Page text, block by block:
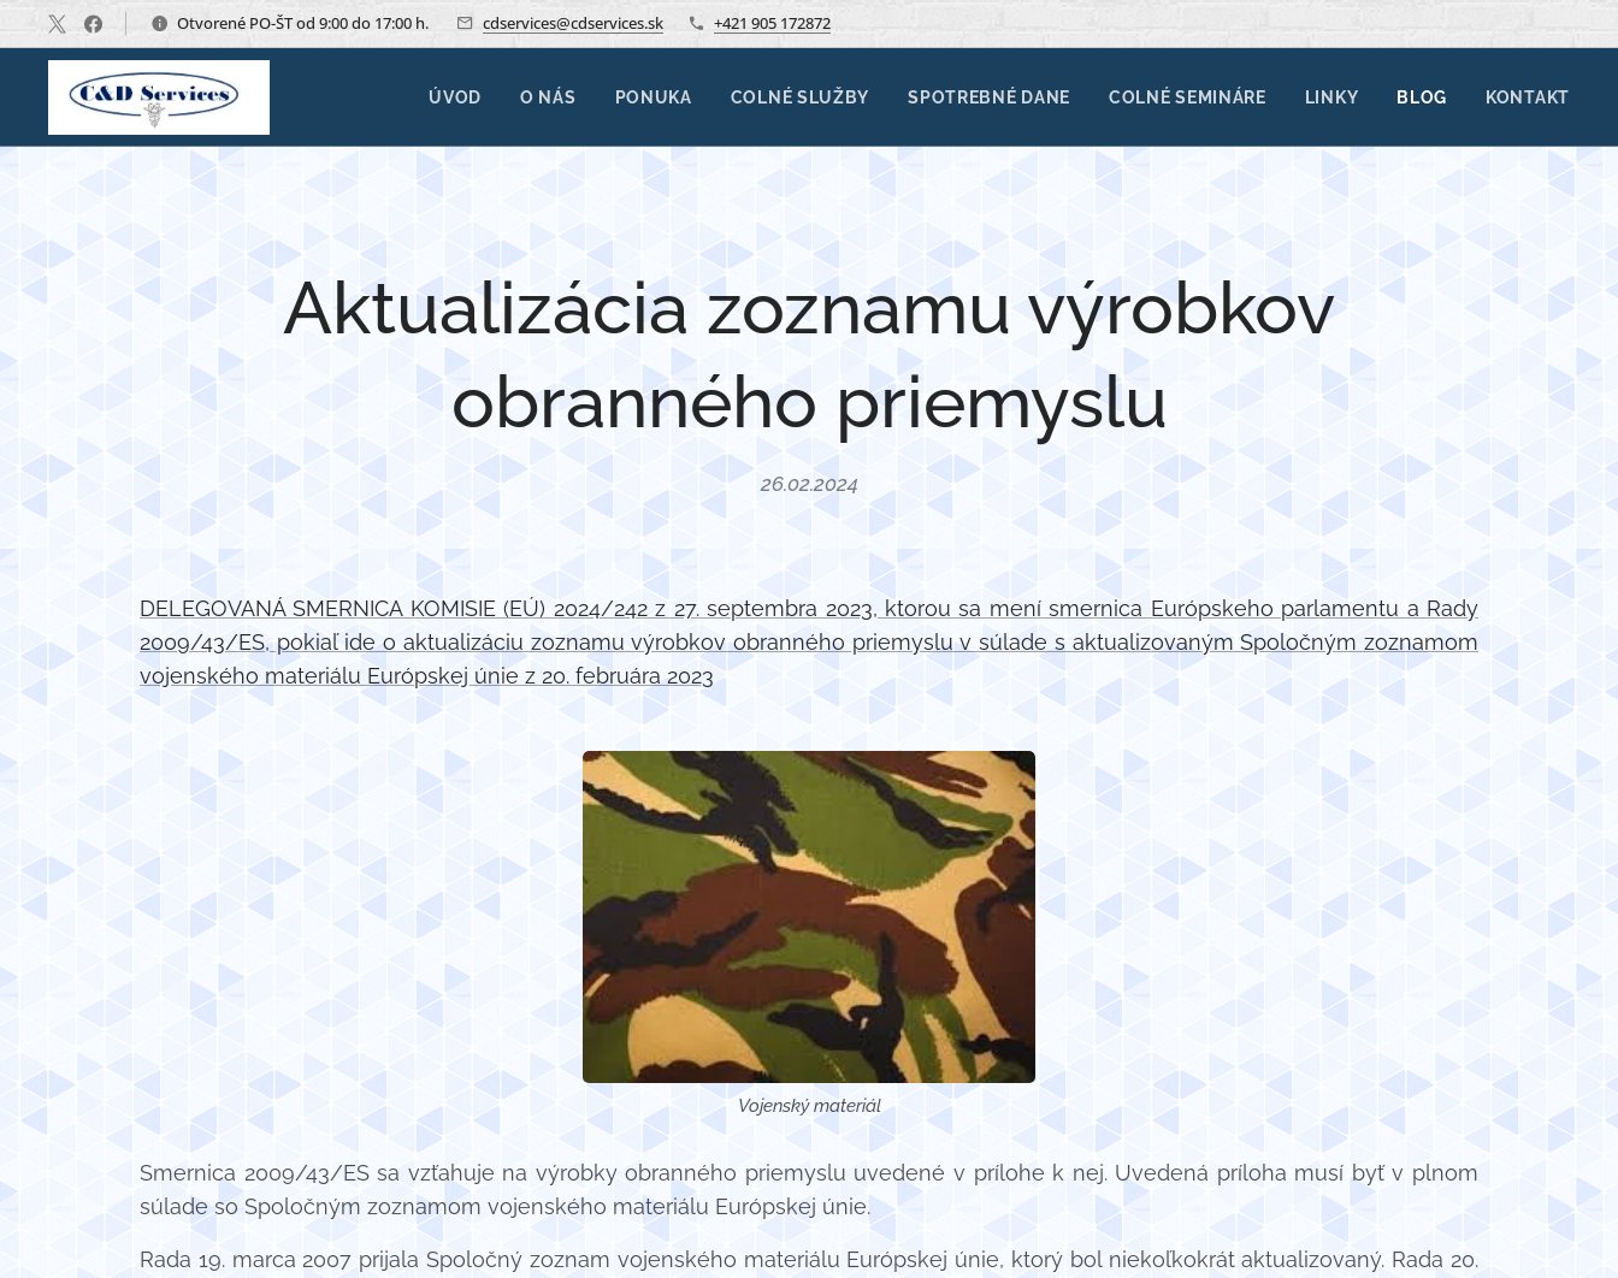
Otvorené PO-ŠT od 9:00 do 17:00 h. cdservices@cdservices.sk +421 905 172872
ÚVOD O NÁS PONUKA COLNÉ SLUŽBY SPOTREBNÉ DANE COLNÉ SEMINÁRE LINKY BLOG KONTAKT
Aktualizácia zoznamu výrobkov
obranného priemyslu
26.02.2024
DELEGOVANÁ SMERNICA KOMISIE (EÚ) 2024/242 z 27. septembra 2023, ktorou sa mení smernica Európskeho parlamentu a Rady
2009/43/ES, pokiaľ ide o aktualizáciu zoznamu výrobkov obranného priemyslu v súlade s aktualizovaným Spoločným zoznamom
vojenského materiálu Európskej únie z 20. februára 2023
Vojenský materiál
Smernica 2009/43/ES sa vzťahuje na výrobky obranného priemyslu uvedené v prílohe k nej. Uvedená príloha musí byť v plnom
súlade so Spoločným zoznamom vojenského materiálu Európskej únie.
Rada 19. marca 2007 prijala Spoločný zoznam vojenského materiálu Európskej únie, ktorý bol niekoľkokrát aktualizovaný. Rada 20.